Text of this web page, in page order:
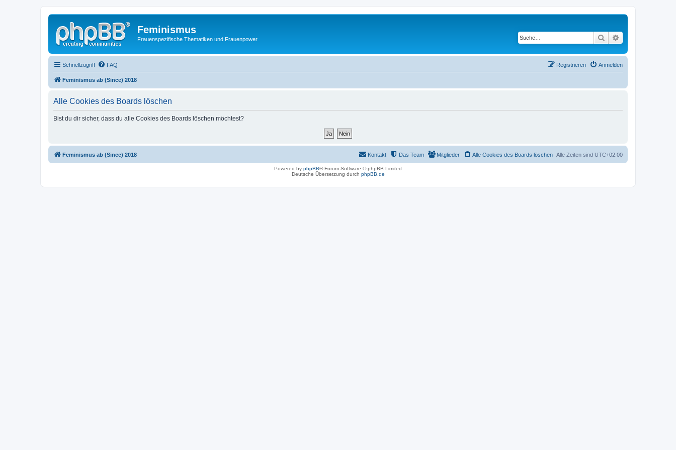
Feminismus
Frauenspezifische Thematiken und Frauenpower Suche
Schnellzugriff FAQ Anmelden
Registrieren
Feminismus ab (Since) 2018
Alle Cookies des Boards löschen
Bist du dir sicher, dass du alle Cookies des Boards löschen möchtest?
Feminismus ab (Since) 2018 Alle Zeiten sind UTC+02:00
Alle Cookies des Boards löschen
Mitglieder
Das Team
Kontakt
Powered by phpBB® Forum Software © phpBB Limited
Deutsche Übersetzung durch phpBB.de